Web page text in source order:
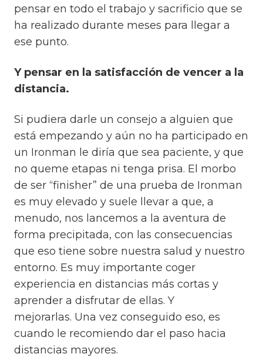
pensar en todo el trabajo y sacrificio que se
ha realizado durante meses para llegar a
ese punto.
Y pensar en la satisfacción de vencer a la
distancia.
Si pudiera darle un consejo a alguien que
está empezando y aún no ha participado en
un Ironman le diría que sea paciente, y que
no queme etapas ni tenga prisa. El morbo
de ser “finisher” de una prueba de Ironman
es muy elevado y suele llevar a que, a
menudo, nos lancemos a la aventura de
forma precipitada, con las consecuencias
que eso tiene sobre nuestra salud y nuestro
entorno. Es muy importante coger
experiencia en distancias más cortas y
aprender a disfrutar de ellas. Y
mejorarlas. Una vez conseguido eso, es
cuando le recomiendo dar el paso hacia
distancias mayores.